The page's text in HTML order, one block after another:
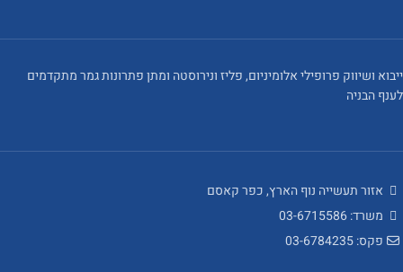
ייבוא ושיווק פרופילי אלומיניום, פליז ונירוסטה ומתן פתרונות גמר מתקדמים
לענף הבניה
אזור תעשייה נוף הארץ, כפר קאסם
משרד: 03-6715586
פקס: 03-6784235